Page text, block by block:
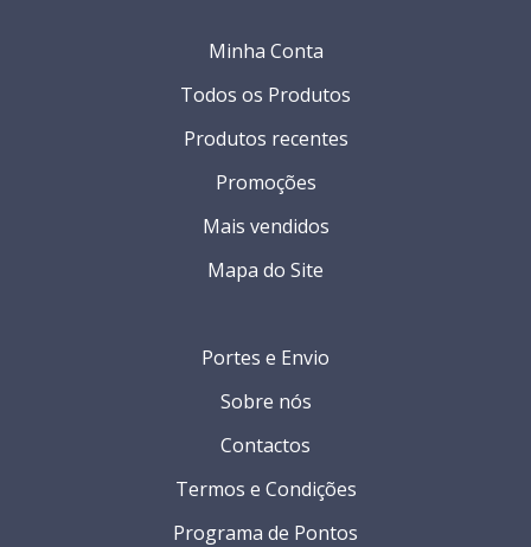
Portes e Envio
Sobre nós
Contactos
Termos e Condições
Programa de Pontos
Minha Conta
Todos os Produtos
Produtos recentes
Promoções
Mais vendidos
Mapa do Site